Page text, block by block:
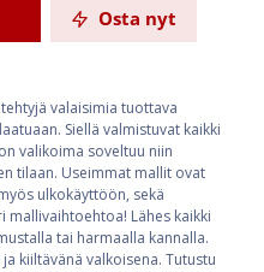
Osta nyt
valaisimia tuottava
Siellä valmistuvat kaikki
valikoima soveltuu niin
tilaan. Useimmat mallit ovat
ulkokäyttöön, sekä
mallivaihtoehtoa! Lähes kaikki
tai harmaalla kannalla.
kiiltävänä valkoisena. Tutustu